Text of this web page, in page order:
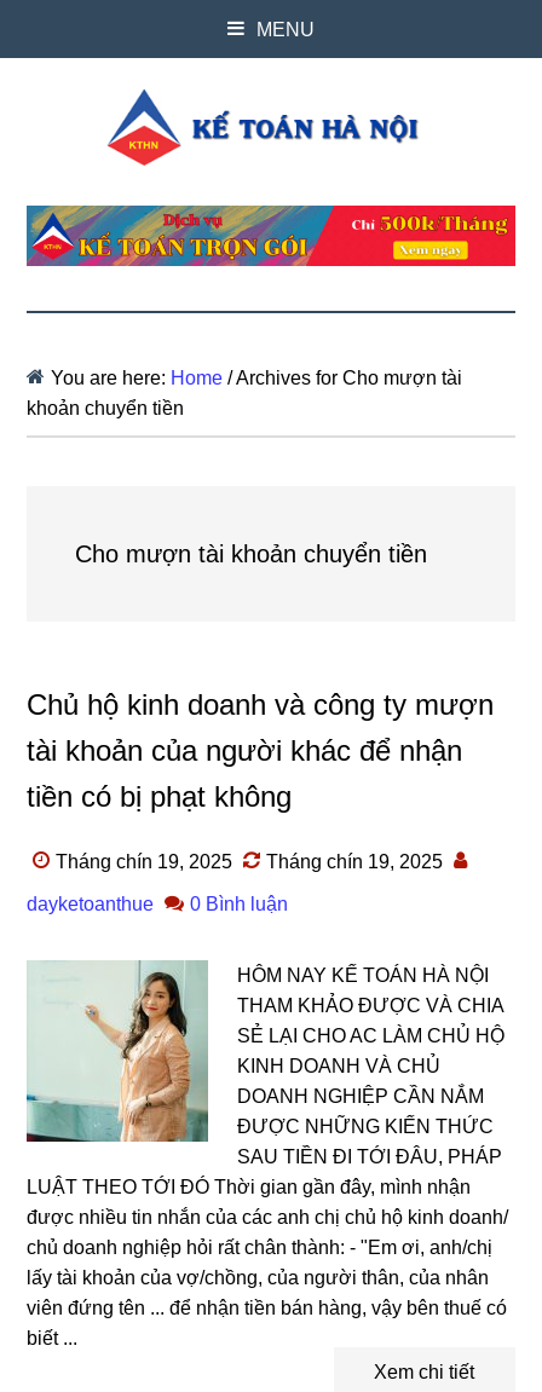
MENU
You are here: Home /Archives for Cho mượn tài
khoản chuyển tiền
Cho mượn tài khoản chuyển tiền
Chủ hộ kinh doanh và công ty mượn
tài khoản của người khác để nhận
tiền có bị phạt không
Tháng chín 19, 2025 Tháng chín 19, 2025
dayketoanthue 0 Bình luận
HÔM NAY KẾ TOÁN HÀ NỘI
THAM KHẢO ĐƯỢC VÀ CHIA
SẺ LẠI CHO AC LÀM CHỦ HỘ
KINH DOANH VÀ CHỦ
DOANH NGHIỆP CẦN NẮM
ĐƯỢC NHỮNG KIẾN THỨC
SAU TIỀN ĐI TỚI ĐÂU, PHÁP
LUẬT THEO TỚI ĐÓ Thời gian gần đây, mình nhận
được nhiều tin nhắn của các anh chị chủ hộ kinh doanh/
chủ doanh nghiệp hỏi rất chân thành: - "Em ơi, anh/chị
lấy tài khoản của vợ/chồng, của người thân, của nhân
viên đứng tên ... để nhận tiền bán hàng, vậy bên thuế có
biết ...
Xem chi tiết